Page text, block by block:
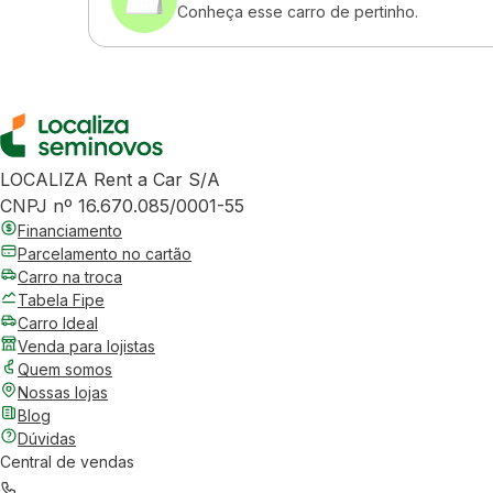
Conheça esse carro de pertinho.
LOCALIZA Rent a Car S/A
CNPJ nº 16.670.085/0001-55
Financiamento
Parcelamento no cartão
Carro na troca
Tabela Fipe
Carro Ideal
Venda para lojistas
Quem somos
Nossas lojas
Blog
Dúvidas
Central de vendas